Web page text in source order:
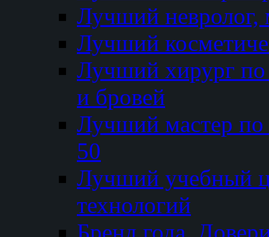
Лучший невролог,
Лучший
Лучший хирург по
и бровей
Лучший мастер
50
Лучший
технологий
Бренд года.